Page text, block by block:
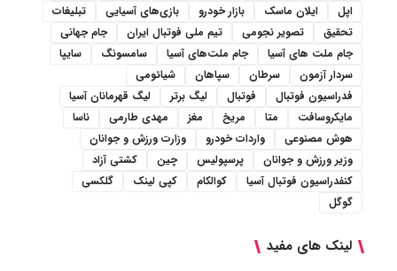
اپل
ایلان ماسک بازار خودرو بازی‌های آسیایی
تبلیغات
تحقیق
تصویر نجومی تیم ملی فوتبال ایران
جام جهانی
جام ملت های آسیا
جام ملت‌های آسیا سامسونگ
سایپا
سردار آزمون
سرطان سپاهان
شیائومی
فدراسیون فوتبال
فوتبال لیگ برتر
لیگ قهرمانان آسیا
مایکروسافت
متا مریخ مغز مهدی طارمی
ناسا
هوش مصنوعی
واردات خودرو
وزارت ورزش و جوانان
وزیر ورزش و جوانان
پرسپولیس چین
کشتی آزاد
کنفدراسیون فوتبال آسیا
کوالکام کپی لینک
گلکسی
گوگل
لینک های مفید